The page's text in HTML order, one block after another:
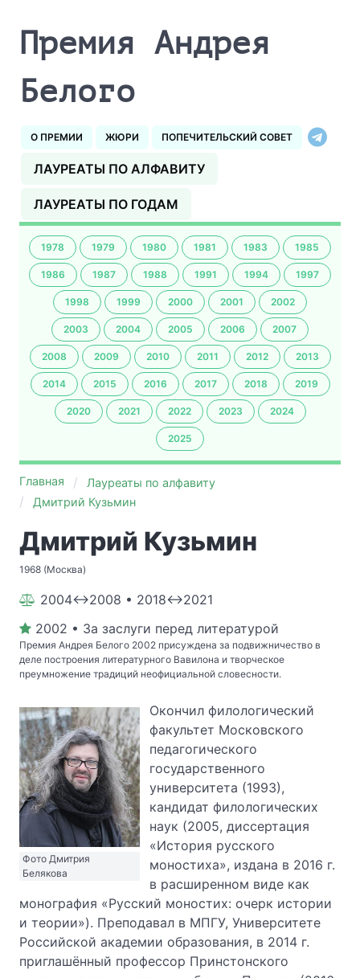
Премия Андрея
Белого
О ПРЕМИИ ЖЮРИ ПОПЕЧИТЕЛЬСКИЙ СОВЕТ
ЛАУРЕАТЫ ПО АЛФАВИТУ
ЛАУРЕАТЫ ПО ГОДАМ
1978 1979 1980 1981 1983 1985
1986 1987 1988 1991 1994 1997
1998 1999 2000 2001 2002
2003 2004 2005 2006 2007
2008 2009 2010 2011 2012 2013
2014 2015 2016 2017 2018 2019
2020 2021 2022 2023 2024
2025
Главная
Лауреаты по алфавиту
Дмитрий Кузьмин
Дмитрий Кузьмин
1968 (Москва)
2004↔2008 • 2018↔2021
2002 • За заслуги перед литературой
Премия Андрея Белого 2002 присуждена за подвижничество в
деле построения литературного Вавилона и творческое
преумножение традиций неофициальной словесности.
Фото Дмитрия
Белякова
Окончил филологический
факультет Московского
педагогического
государственного
университета (1993),
кандидат филологических
наук (2005, диссертация
«История русского
моностиха», издана в 2016 г.
в расширенном виде как
монография «Русский моностих: очерк истории
и теории»). Преподавал в МПГУ, Университете
Российской академии образования, в 2014 г.
приглашённый профессор Принстонского